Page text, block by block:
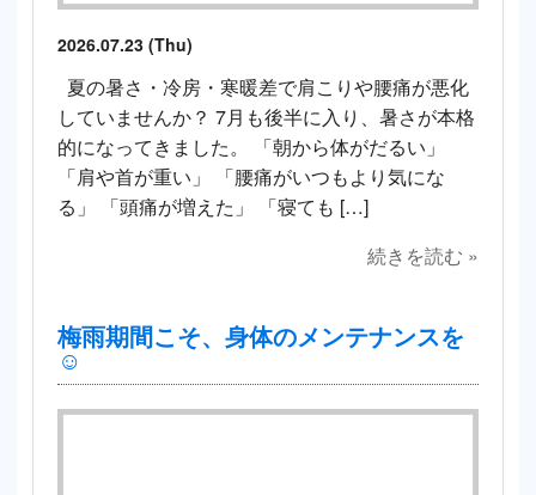
2026.07.23 (Thu)
夏の暑さ・冷房・寒暖差で肩こりや腰痛が悪化
していませんか？ 7月も後半に入り、暑さが本格
的になってきました。 「朝から体がだるい」
「肩や首が重い」 「腰痛がいつもより気にな
る」 「頭痛が増えた」 「寝ても […]
続きを読む »
梅雨期間こそ、身体のメンテナンスを
☺️